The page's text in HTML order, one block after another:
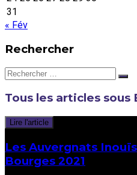
31
« Fév
Rechercher
Rechercher:
Tous les articles sous
Lire l'article
Les Auvergnats
Bourges 2021